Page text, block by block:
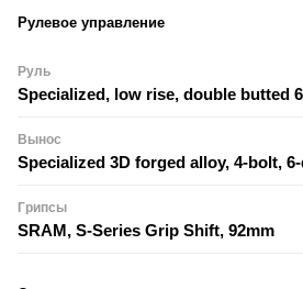
Рулевое управление
Руль
Specialized, low rise, double butted
Вынос
Specialized 3D forged alloy, 4-bolt,
Грипсы
SRAM, S-Series Grip Shift, 92mm